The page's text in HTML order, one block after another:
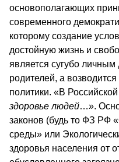
основополагающих
современного
которому создание
достойную жизнь и
является сугубо
родителей, а
политики. «В
здоровье людей…».
законов (будь то ФЗ РФ
среды» или
здоровья населения от